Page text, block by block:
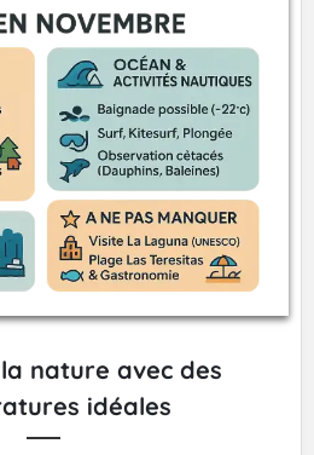
nature avec des
idéales